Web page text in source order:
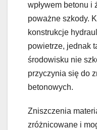
wpływem betonu i
poważne szkody.
konstrukcje
powietrze, jednak
środowisku nie
przyczynia się do
betonowych.
Zniszczenia
zróżnicowane i